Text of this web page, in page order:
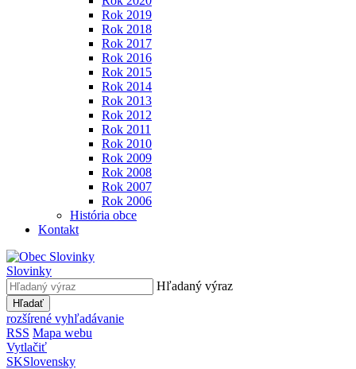
Rok 2019
Rok 2018
Rok 2017
Rok 2016
Rok 2015
Rok 2014
Rok 2013
Rok 2012
Rok 2011
Rok 2010
Rok 2009
Rok 2008
Rok 2007
Rok 2006
História obce
Kontakt
Slovinky
Hľadaný výraz
Hľadať
rozšírené vyhľadávanie
RSS Mapa webu
Vytlačiť
SKSlovensky